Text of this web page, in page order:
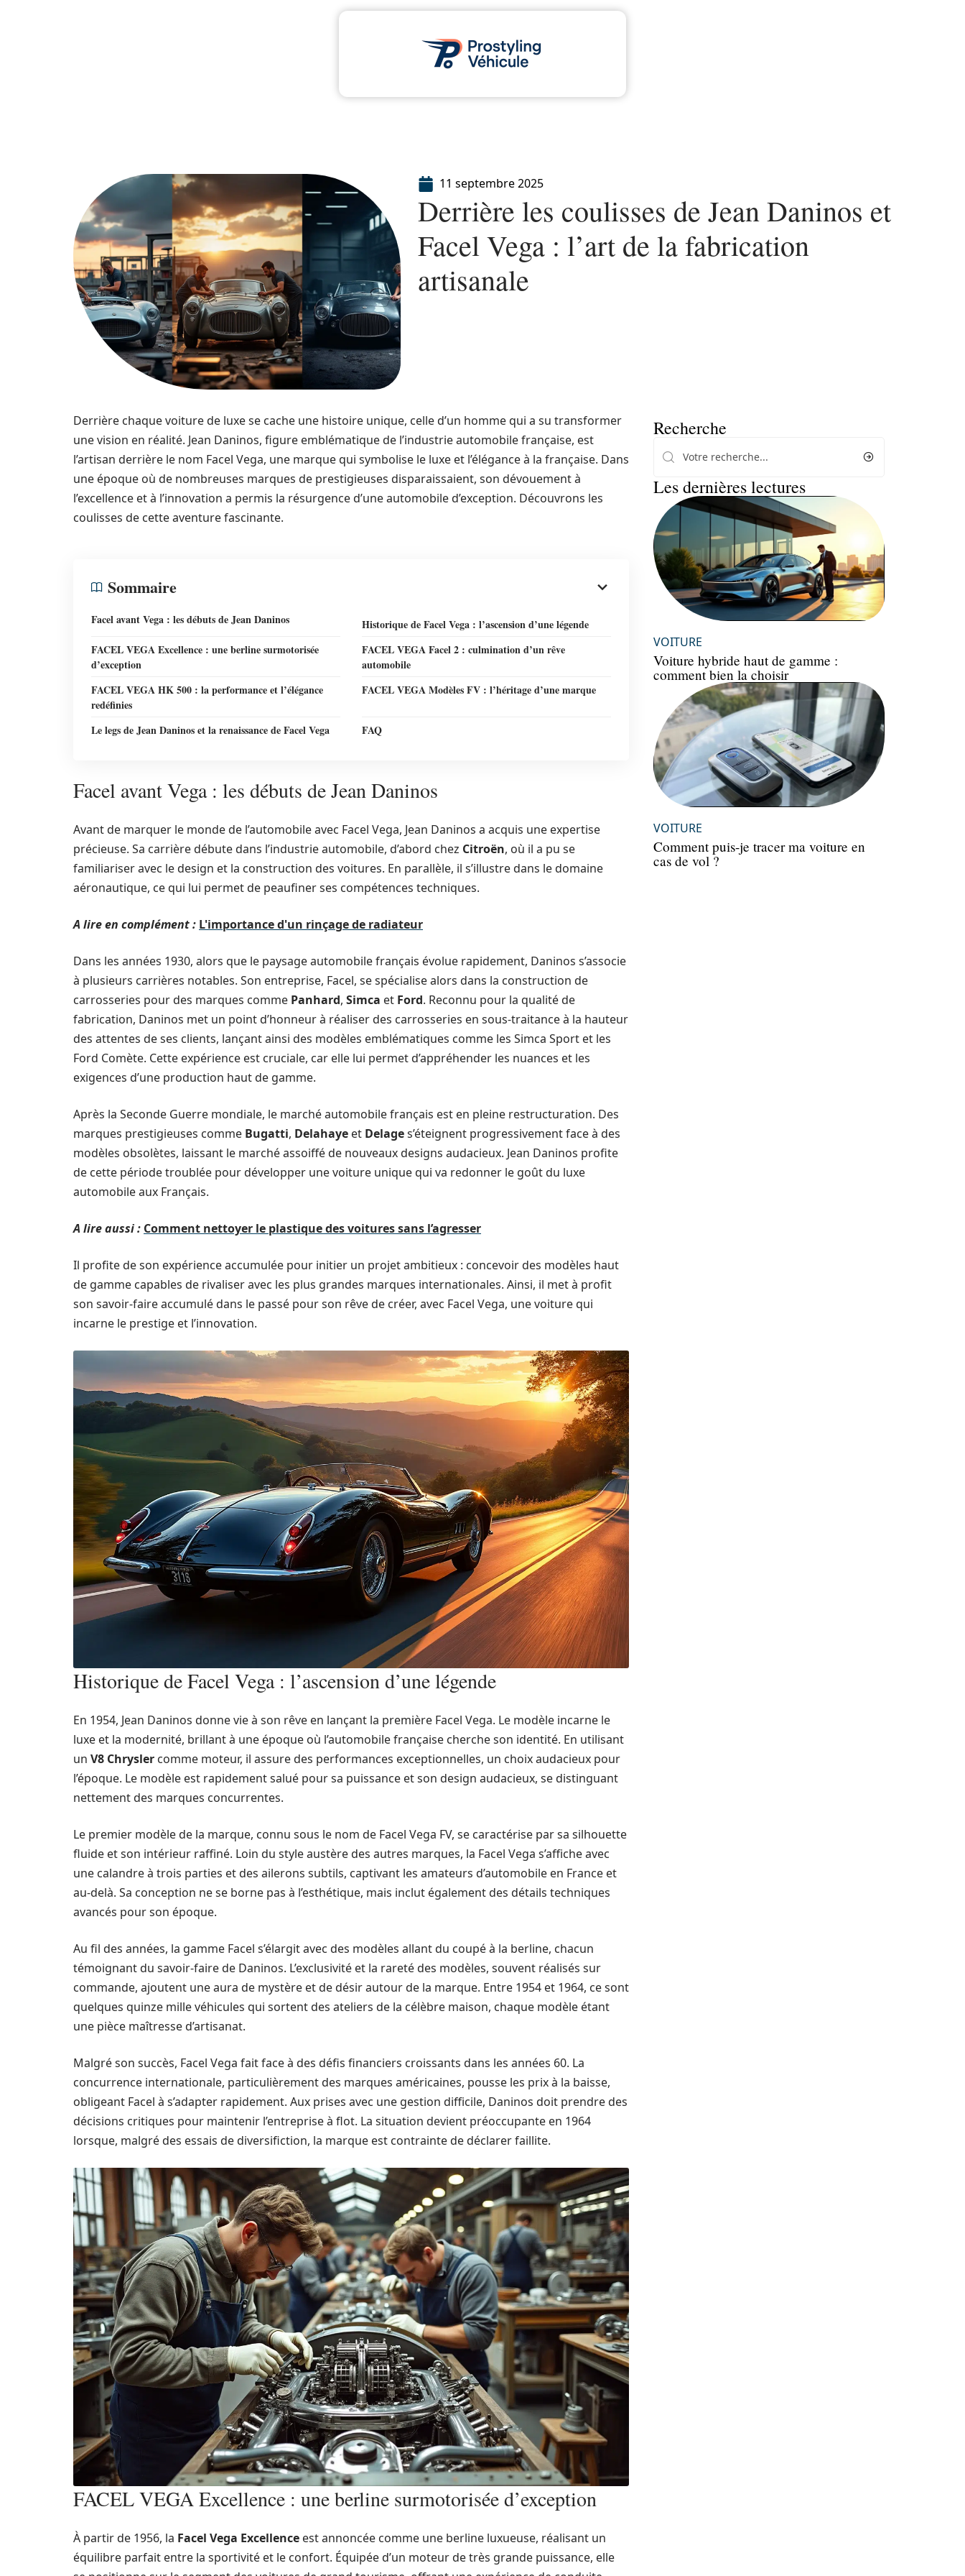
11 septembre 2025
Derrière les coulisses de Jean Daninos et
Facel Vega : l’art de la fabrication
artisanale
Derrière chaque voiture de luxe se cache une histoire unique, celle d’un homme qui a su transformer
une vision en réalité. Jean Daninos, figure emblématique de l’industrie automobile française, est
l’artisan derrière le nom Facel Vega, une marque qui symbolise le luxe et l’élégance à la française. Dans
une époque où de nombreuses marques de prestigieuses disparaissaient, son dévouement à
l’excellence et à l’innovation a permis la résurgence d’une automobile d’exception. Découvrons les
coulisses de cette aventure fascinante.
Sommaire
Facel avant Vega : les débuts de Jean Daninos
Historique de Facel Vega : l’ascension d’une légende
FACEL VEGA Excellence : une berline surmotorisée
d’exception
FACEL VEGA Facel 2 : culmination d’un rêve
automobile
FACEL VEGA HK 500 : la performance et l’élégance
redéfinies
FACEL VEGA Modèles FV : l’héritage d’une marque
Le legs de Jean Daninos et la renaissance de Facel Vega FAQ
Facel avant Vega : les débuts de Jean Daninos
Avant de marquer le monde de l’automobile avec Facel Vega, Jean Daninos a acquis une expertise
précieuse. Sa carrière débute dans l’industrie automobile, d’abord chez Citroën, où il a pu se
familiariser avec le design et la construction des voitures. En parallèle, il s’illustre dans le domaine
aéronautique, ce qui lui permet de peaufiner ses compétences techniques.
A lire en complément : L'importance d'un rinçage de radiateur
Dans les années 1930, alors que le paysage automobile français évolue rapidement, Daninos s’associe
à plusieurs carrières notables. Son entreprise, Facel, se spécialise alors dans la construction de
carrosseries pour des marques comme Panhard, Simca et Ford. Reconnu pour la qualité de
fabrication, Daninos met un point d’honneur à réaliser des carrosseries en sous-traitance à la hauteur
des attentes de ses clients, lançant ainsi des modèles emblématiques comme les Simca Sport et les
Ford Comète. Cette expérience est cruciale, car elle lui permet d’appréhender les nuances et les
exigences d’une production haut de gamme.
Après la Seconde Guerre mondiale, le marché automobile français est en pleine restructuration. Des
marques prestigieuses comme Bugatti, Delahaye et Delages’éteignent progressivement face à des
modèles obsolètes, laissant le marché assoiffé de nouveaux designs audacieux. Jean Daninos profite
de cette période troublée pour développer une voiture unique qui va redonner le goût du luxe
automobile aux Français.
A lire aussi : Comment nettoyer le plastique des voitures sans l’agresser
Il profite de son expérience accumulée pour initier un projet ambitieux : concevoir des modèles haut
de gamme capables de rivaliser avec les plus grandes marques internationales. Ainsi, il met à profit
son savoir-faire accumulé dans le passé pour son rêve de créer, avec Facel Vega, une voiture qui
incarne le prestige et l’innovation.
Historique de Facel Vega : l’ascension d’une légende
En 1954, Jean Daninos donne vie à son rêve en lançant la première Facel Vega. Le modèle incarne le
luxe et la modernité, brillant à une époque où l’automobile française cherche son identité. En utilisant
un V8 Chrysler comme moteur, il assure des performances exceptionnelles, un choix audacieux pour
l’époque. Le modèle est rapidement salué pour sa puissance et son design audacieux, se distinguant
nettement des marques concurrentes.
Le premier modèle de la marque, connu sous le nom de Facel Vega FV, se caractérise par sa silhouette
fluide et son intérieur raffiné. Loin du style austère des autres marques, la Facel Vega s’affiche avec
une calandre à trois parties et des ailerons subtils, captivant les amateurs d’automobile en France et
au-delà. Sa conception ne se borne pas à l’esthétique, mais inclut également des détails techniques
avancés pour son époque.
Au fil des années, la gamme Facel s’élargit avec des modèles allant du coupé à la berline, chacun
témoignant du savoir-faire de Daninos. L’exclusivité et la rareté des modèles, souvent réalisés sur
commande, ajoutent une aura de mystère et de désir autour de la marque. Entre 1954 et 1964, ce sont
quelques quinze mille véhicules qui sortent des ateliers de la célèbre maison, chaque modèle étant
une pièce maîtresse d’artisanat.
Malgré son succès, Facel Vega fait face à des défis financiers croissants dans les années 60. La
concurrence internationale, particulièrement des marques américaines, pousse les prix à la baisse,
obligeant Facel à s’adapter rapidement. Aux prises avec une gestion difficile, Daninos doit prendre des
décisions critiques pour maintenir l’entreprise à flot. La situation devient préoccupante en 1964
lorsque, malgré des essais de diversifiction, la marque est contrainte de déclarer faillite.
FACEL VEGA Excellence : une berline surmotorisée d’exception
À partir de 1956, la Facel Vega Excellence est annoncée comme une berline luxueuse, réalisant un
équilibre parfait entre la sportivité et le confort. Équipée d’un moteur de très grande puissance, elle
Recherche
Les dernières lectures
VOITURE
Voiture hybride haut de gamme :
comment bien la choisir
VOITURE
Comment puis-je tracer ma voiture en
cas de vol ?